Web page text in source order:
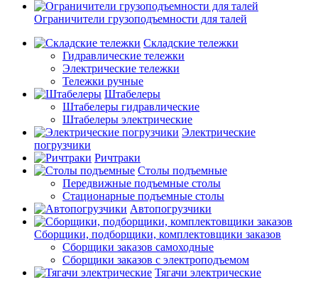
Ограничители грузоподъемности для талей
Складские тележки
Гидравлические тележки
Электрические тележки
Тележки ручные
Штабелеры
Штабелеры гидравлические
Штабелеры электрические
Электрические
погрузчики
Ричтраки
Столы подъемные
Передвижные подъемные столы
Стационарные подъемные столы
Автопогрузчики
Сборщики, подборщики, комплектовщики заказов
Сборщики заказов самоходные
Сборщики заказов с электроподъемом
Тягачи электрические